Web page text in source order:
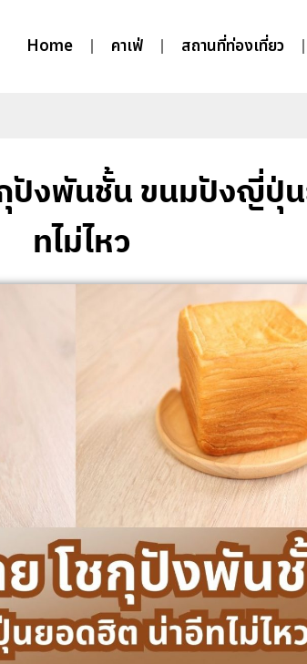
Home คาเฟ่ สถานที่ท่องเที่ยว
ปังพันชั้น ขนมปังญี่ปุ่
ทไม่ไหว